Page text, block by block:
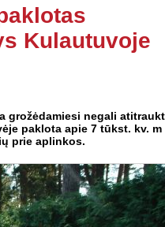
Kulautuvoje
grožėdamiesi negali
paklota apie 7 tūkst. kv. m
prie aplinkos.